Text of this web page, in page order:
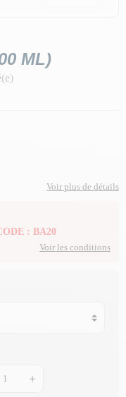
ML)
Voir plus de détails
: BA20
Voir les conditions
+